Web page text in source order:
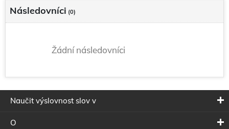
Následovníci (0)
Žádní následovníci
Naučit výslovnost slov v
O